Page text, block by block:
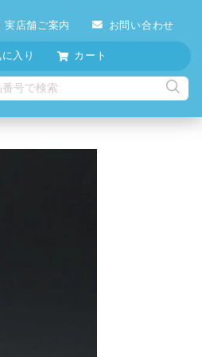
実店舗ご案内 お問い合わせ
入り カート